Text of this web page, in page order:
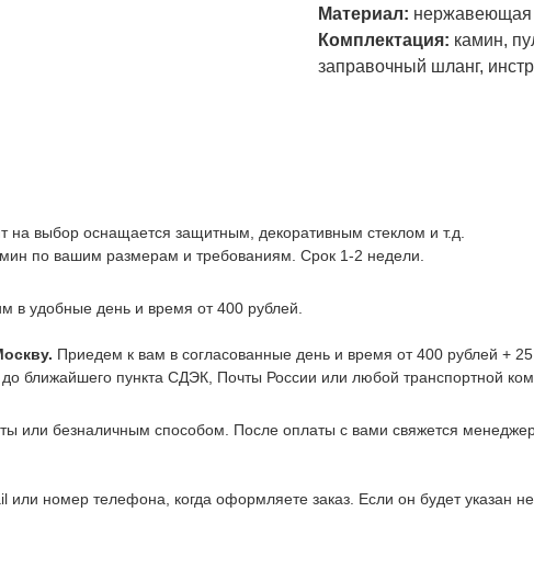
Материал: нержавеющая
Комплектация: камин,
заправочный шланг,
на выбор оснащается защитным, декоративным стеклом и т.д.
по вашим размерам и требованиям. Срок 1-2 недели.
в удобные день и время от 400 рублей.
Приедем к вам в согласованные день и время от 400 рублей +
ближайшего пункта СДЭК, Почты России или любой транспортной
или безналичным способом. После оплаты с вами свяжется
номер телефона, когда оформляете заказ. Если он будет указан